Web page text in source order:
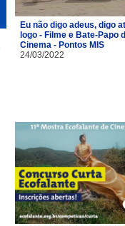
Eu não digo adeus, digo
logo - Filme e Bate-Papo
Cinema - Pontos MIS
24/03/2022